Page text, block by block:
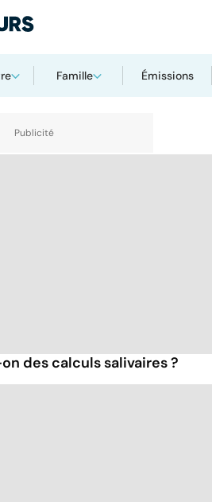
Famille Émissions
des calculs salivaires ?